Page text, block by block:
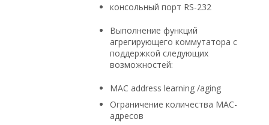
консольный порт RS-232
Выполнение функций
агрегирующего коммутатора с
поддержкой следующих
возможностей:
MAC address learning /aging
Ограничение количества MAC-
адресов